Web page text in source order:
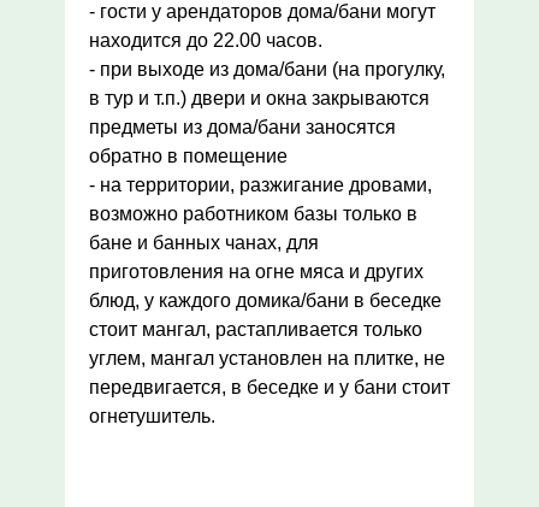
- гости у арендаторов дома/бани могут
находится до 22.00 часов.
- при выходе из дома/бани (на прогулку,
в тур и т.п.) двери и окна закрываются
предметы из дома/бани заносятся
обратно в помещение
- на территории, разжигание дровами,
возможно работником базы только в
бане и банных чанах, для
приготовления на огне мяса и других
блюд, у каждого домика/бани в беседке
стоит мангал, растапливается только
углем, мангал установлен на плитке, не
передвигается, в беседке и у бани стоит
огнетушитель.